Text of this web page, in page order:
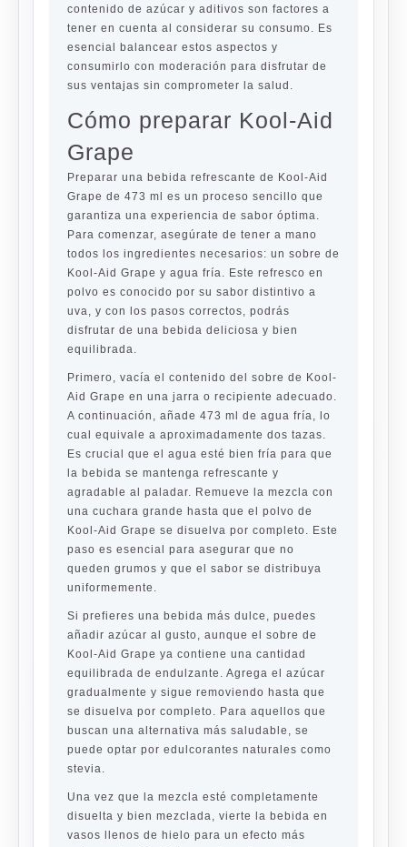
contenido de azúcar y aditivos son factores a
tener en cuenta al considerar su consumo. Es
esencial balancear estos aspectos y
consumirlo con moderación para disfrutar de
sus ventajas sin comprometer la salud.
Cómo preparar Kool-Aid
Grape
Preparar una bebida refrescante de Kool-Aid
Grape de 473 ml es un proceso sencillo que
garantiza una experiencia de sabor óptima.
Para comenzar, asegúrate de tener a mano
todos los ingredientes necesarios: un sobre de
Kool-Aid Grape y agua fría. Este refresco en
polvo es conocido por su sabor distintivo a
uva, y con los pasos correctos, podrás
disfrutar de una bebida deliciosa y bien
equilibrada.
Primero, vacía el contenido del sobre de Kool-
Aid Grape en una jarra o recipiente adecuado.
A continuación, añade 473 ml de agua fría, lo
cual equivale a aproximadamente dos tazas.
Es crucial que el agua esté bien fría para que
la bebida se mantenga refrescante y
agradable al paladar. Remueve la mezcla con
una cuchara grande hasta que el polvo de
Kool-Aid Grape se disuelva por completo. Este
paso es esencial para asegurar que no
queden grumos y que el sabor se distribuya
uniformemente.
Si prefieres una bebida más dulce, puedes
añadir azúcar al gusto, aunque el sobre de
Kool-Aid Grape ya contiene una cantidad
equilibrada de endulzante. Agrega el azúcar
gradualmente y sigue removiendo hasta que
se disuelva por completo. Para aquellos que
buscan una alternativa más saludable, se
puede optar por edulcorantes naturales como
stevia.
Una vez que la mezcla esté completamente
disuelta y bien mezclada, vierte la bebida en
vasos llenos de hielo para un efecto más